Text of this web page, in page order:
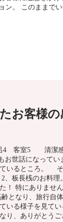
ン。 このままで
お客様の
4 客室5 清潔
話になっていま
いるところ。 そ
2、板長桟のお料
！ 特にありませ
齢となり、旅行自
いる様子を見て
り、ありがとうご